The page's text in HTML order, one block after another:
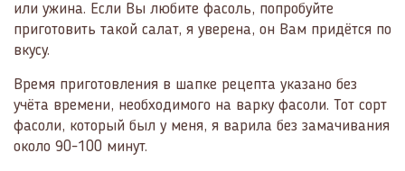
или ужина. Если Вы любите фасоль, попробуйте
приготовить такой салат, я уверена, он Вам придётся по
вкусу.
Время приготовления в шапке рецепта указано без
учёта времени, необходимого на варку фасоли. Тот сорт
фасоли, который был у меня, я варила без замачивания
около 90-100 минут.